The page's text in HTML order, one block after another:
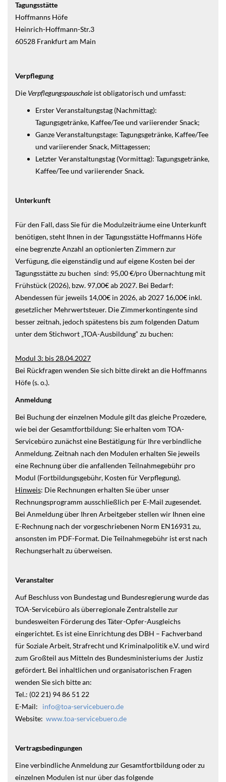
Tagungsstätte
Hoffmanns Höfe
Heinrich-Hoffmann-Str.3
60528 Frankfurt am Main
Verpflegung
Die Verpflegungspauschaleist obligatorisch und umfasst:
Erster Veranstaltungstag (Nachmittag):
Tagungsgetränke, Kaffee/Tee und variierender Snack;
Ganze Veranstaltungstage: Tagungsgetränke, Kaffee/Tee
und variierender Snack, Mittagessen;
Letzter Veranstaltungstag (Vormittag): Tagungsgetränke,
Kaffee/Tee und variierender Snack.
Unterkunft
Für den Fall, dass Sie für die Modulzeiträume eine Unterkunft
benötigen, steht Ihnen in der Tagungsstätte Hoffmanns Höfe
eine begrenzte Anzahl an optionierten Zimmern zur
Verfügung, die eigenständig und auf eigene Kosten bei der
Tagungsstätte zu buchen sind: 95,00 €/pro Übernachtung mit
Frühstück (2026), bzw. 97,00€ ab 2027. Bei Bedarf:
Abendessen für jeweils 14,00€ in 2026, ab 2027 16,00€ inkl.
gesetzlicher Mehrwertsteuer. Die Zimmerkontingente sind
besser zeitnah, jedoch spätestens bis zum folgenden Datum
unter dem Stichwort „TOA-Ausbildung“ zu buchen:
Modul 3: bis 28.04.2027
Bei Rückfragen wenden Sie sich bitte direkt an die Hoffmanns
Höfe (s. o.).
Anmeldung
Bei Buchung der einzelnen Module gilt das gleiche Prozedere,
wie bei der Gesamtfortbildung: Sie erhalten vom TOA-
Servicebüro zunächst eine Bestätigung für Ihre verbindliche
Anmeldung. Zeitnah nach den Modulen erhalten Sie jeweils
eine Rechnung über die anfallenden Teilnahmegebühr pro
Modul (Fortbildungsgebühr, Kosten für Verpflegung).
Hinweis: Die Rechnungen erhalten Sie über unser
Rechnungsprogramm ausschließlich per E-Mail zugesendet.
Bei Anmeldung über Ihren Arbeitgeber stellen wir Ihnen eine
E-Rechnung nach der vorgeschriebenen Norm EN16931 zu,
ansonsten im PDF-Format. Die Teilnahmegebühr ist erst nach
Rechungserhalt zu überweisen.
Veranstalter
Auf Beschluss von Bundestag und Bundesregierung wurde das
TOA-Servicebüro als überregionale Zentralstelle zur
bundesweiten Förderung des Täter-Opfer-Ausgleichs
eingerichtet. Es ist eine Einrichtung des DBH – Fachverband
für Soziale Arbeit, Strafrecht und Kriminalpolitik e.V. und wird
zum Großteil aus Mitteln des Bundesministeriums der Justiz
gefördert. Bei inhaltlichen und organisatorischen Fragen
wenden Sie sich bitte an:
Tel.: (02 21) 94 86 51 22
E-Mail: info@toa-servicebuero.de
Website: www.toa-servicebuero.de
Vertragsbedingungen
Eine verbindliche Anmeldung zur Gesamtfortbildung oder zu
einzelnen Modulen ist nur über das folgende